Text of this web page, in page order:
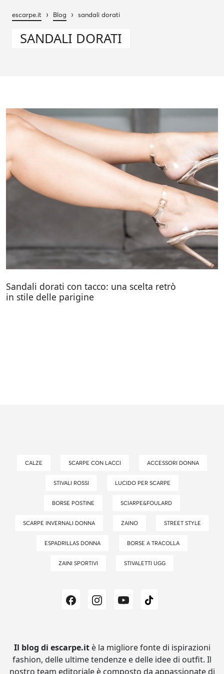
escarpe.it › Blog › sandali dorati
SANDALI DORATI
Sandali dorati con tacco: una scelta retrò
in stile delle parigine
CALZE SCARPE CON LACCI ACCESSORI DONNA
STIVALI ROSSI LUCIDO PER SCARPE
BORSE POSTINE SCIARPE&FOULARD
SCARPE INVERNALI DONNA ZAINO STREET STYLE
ESPADRILLAS DONNA BORSE A TRACOLLA
ZAINI SPORTIVI STIVALETTI UGG
Il blog di escarpe.it è la migliore fonte di ispirazioni
fashion, delle ultime tendenze e delle idee di outfit. Il
nostro team editoriale è composto da appassionate di